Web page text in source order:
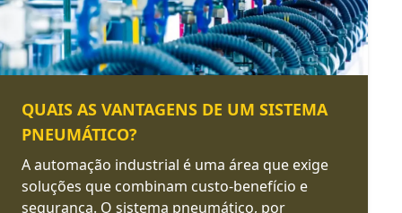
QUAIS AS VANTAGENS DE UM SISTEMA
PNEUMÁTICO?
A automação industrial é uma área que exige
soluções que combinam custo-benefício e
segurança. O sistema pneumático, por